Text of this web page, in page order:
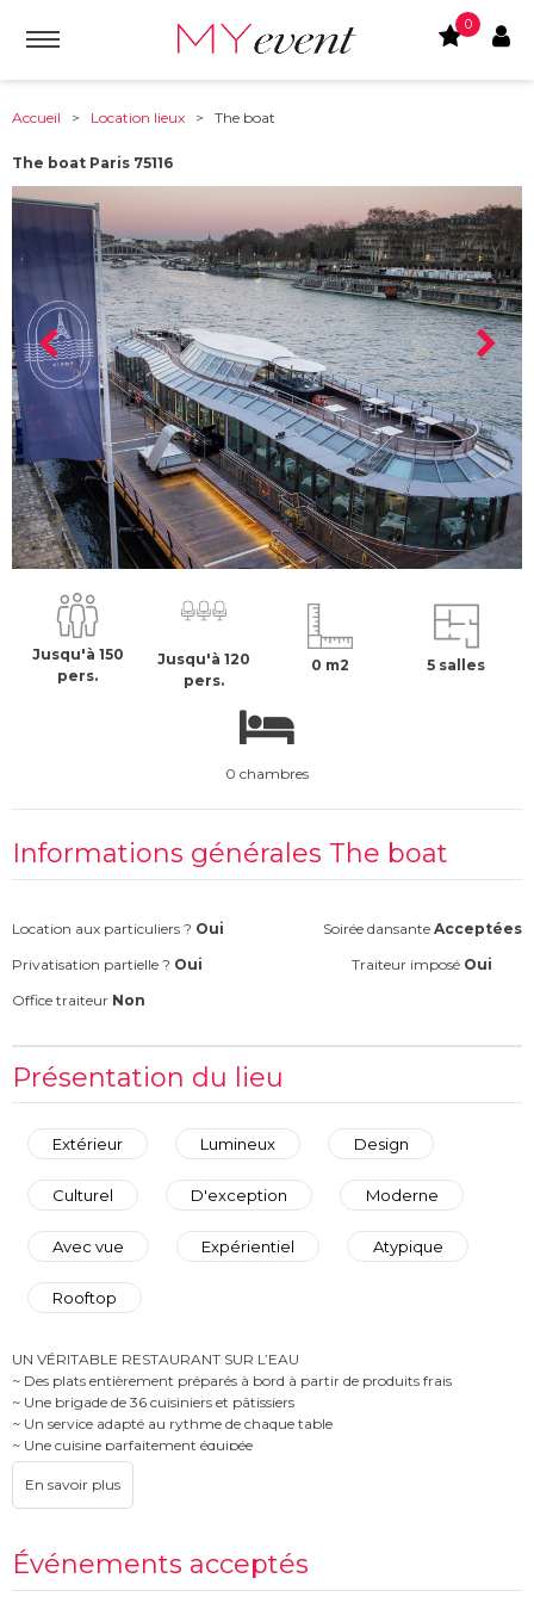
0
Accueil > Location lieux > The boat
The boat Paris 75116
75116-Paris À partir de :
15045 € H.T
Jusqu'à 150
pers.
Jusqu'à 120
pers.
0 m2 5 salles
0 chambres
Informations générales The boat
Location aux particuliers ? Oui Soirée dansante Acceptées
Privatisation partielle ? Oui Traiteur imposé Oui
Office traiteur Non
Présentation du lieu
Extérieur Lumineux Design
Culturel D'exception Moderne
Avec vue Expérientiel Atypique
Rooftop
UN VÉRITABLE RESTAURANT SUR L’EAU
~ Des plats entièrement préparés à bord à partir de produits frais
~ Une brigade de 36 cuisiniers et pâtissiers
~ Un service adapté au rythme de chaque table
~ Une cuisine parfaitement équipée
~ Une sélection des plus somptueux vins français
~ Une collection unique d’arts de la table chinés et réalisés sur mesure
~ Premier bateau-restaurant parisien 100% électrique
~ Une navigation écologique : faible émission de CO2 par passager
(12g/km versus 146g/km sur un bateau traditionnel), Eco conception
Événements acceptés